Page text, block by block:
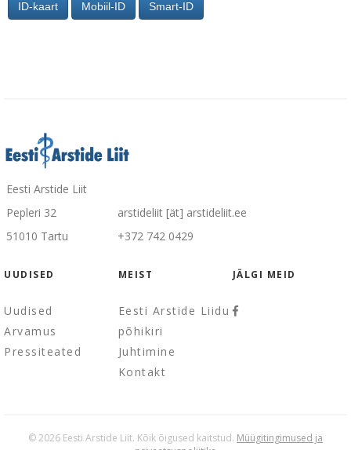
Eesti Arstide Liit
Pepleri 32
arstideliit [ät] arstideliit.ee
51010 Tartu
+372 742 0429
UUDISED
Uudised
Arvamus
Pressiteated
MEIST
Eesti Arstide Liidu
põhikiri
Juhtimine
Kontakt
JÄLGI MEID
© 2026 Eesti Arstide Liit. Kõik õigused kaitstud. Müügitingimused ja